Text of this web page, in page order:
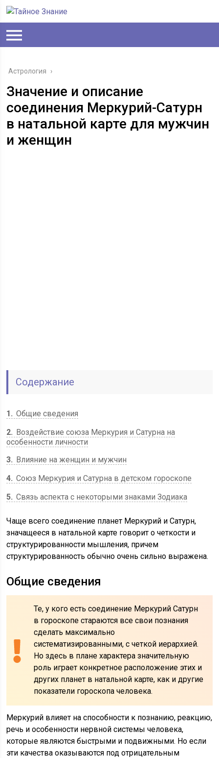
Астрология ›
Значение и описание
соединения Меркурий-Сатурн
в натальной карте для мужчин
и женщин
Содержание
1
Общие сведения
2
Воздействие союза Меркурия и Сатурна на
особенности личности
3
Влияние на женщин и мужчин
4 Союз Меркурия и Сатурна в детском гороскопе
5 Связь аспекта с некоторыми знаками Зодиака
Чаще всего соединение планет Меркурий и Сатурн,
значащееся в натальной карте говорит о четкости и
структурированности мышления, причем
структурированность обычно очень сильно выражена.
Общие сведения
Те, у кого есть соединение Меркурий Сатурн
в гороскопе стараются все свои познания
сделать максимально
систематизированными, с четкой иерархией.
Но здесь в плане характера значительную
роль играет конкретное расположение этих и
других планет в натальной карте, как и другие
показатели гороскопа человека.
Меркурий влияет на способности к познанию, реакцию,
речь и особенности нервной системы человека,
которые являются быстрыми и подвижными. Но если
эти качества оказываются под отрицательным